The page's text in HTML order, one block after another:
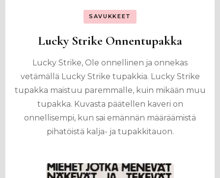
SAVUKKEET
Lucky Strike Onnentupakka
Lucky Strike, Ole onnellinen ja onnekas
vetämällä Lucky Strike tupakkia. Lucky Strike
tupakka maistuu paremmalle, kuin mikään muu
tupakka. Kuvasta päätellen kaveri on
onnellisempi, kun sai emännän määräämistä
pihatöistä kalja- ja tupakkitauon.